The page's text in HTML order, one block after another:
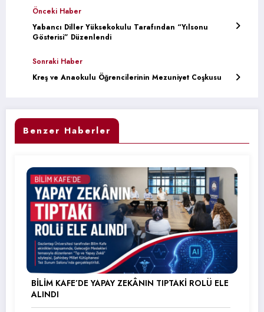
Önceki Haber
Yabancı Diller Yüksekokulu Tarafından “Yılsonu
Gösterisi” Düzenlendi
Sonraki Haber
Kreş ve Anaokulu Öğrencilerinin Mezuniyet Coşkusu
Benzer Haberler
BİLİM KAFE’DE YAPAY ZEKÂNIN TIPTAKİ ROLÜ ELE
ALINDI